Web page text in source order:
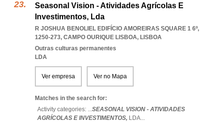
Seasonal Vision - Atividades Agrícolas E
Investimentos, Lda
R JOSHUA BENOLIEL EDIFÍCIO AMOREIRAS SQUARE 1 6º,
1250-273, CAMPO OURIQUE LISBOA, LISBOA
Outras culturas permanentes
LDA
Ver empresa Ver no Mapa
Matches in the search for:
Activity categories: ...SEASONAL VISION - ATIVIDADES
AGRÍCOLAS E INVESTIMENTOS, LDA...